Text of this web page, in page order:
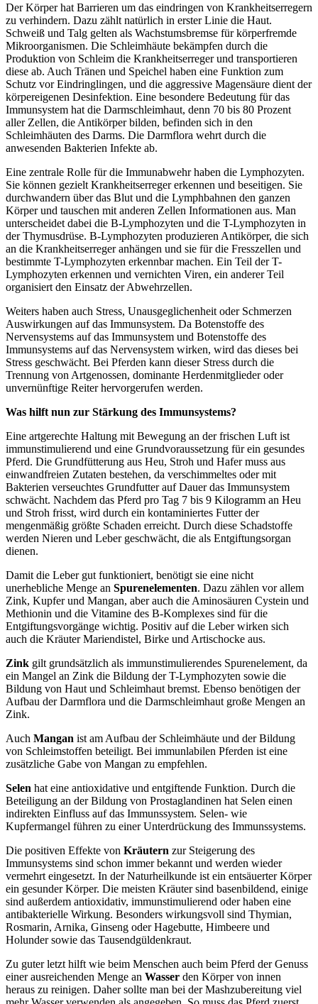
Der Körper hat Barrieren um das eindringen von Krankheitserregern
zu verhindern. Dazu zählt natürlich in erster Linie die Haut.
Schweiß und Talg gelten als Wachstumsbremse für körperfremde
Mikroorganismen. Die Schleimhäute bekämpfen durch die
Produktion von Schleim die Krankheitserreger und transportieren
diese ab. Auch Tränen und Speichel haben eine Funktion zum
Schutz vor Eindringlingen, und die aggressive Magensäure dient der
körpereigenen Desinfektion. Eine besondere Bedeutung für das
Immunsystem hat die Darmschleimhaut, denn 70 bis 80 Prozent
aller Zellen, die Antikörper bilden, befinden sich in den
Schleimhäuten des Darms. Die Darmflora wehrt durch die
anwesenden Bakterien Infekte ab.
Eine zentrale Rolle für die Immunabwehr haben die Lymphozyten.
Sie können gezielt Krankheitserreger erkennen und beseitigen. Sie
durchwandern über das Blut und die Lymphbahnen den ganzen
Körper und tauschen mit anderen Zellen Informationen aus. Man
unterscheidet dabei die B-Lymphozyten und die T-Lymphozyten in
der Thymusdrüse. B-Lymphozyten produzieren Antikörper, die sich
an die Krankheitserreger anhängen und sie für die Fresszellen und
bestimmte T-Lymphozyten erkennbar machen. Ein Teil der T-
Lymphozyten erkennen und vernichten Viren, ein anderer Teil
organisiert den Einsatz der Abwehrzellen.
Weiters haben auch Stress, Unausgeglichenheit oder Schmerzen
Auswirkungen auf das Immunsystem. Da Botenstoffe des
Nervensystems auf das Immunsystem und Botenstoffe des
Immunsystems auf das Nervensystem wirken, wird das dieses bei
Stress geschwächt. Bei Pferden kann dieser Stress durch die
Trennung von Artgenossen, dominante Herdenmitglieder oder
unvernünftige Reiter hervorgerufen werden.
Was hilft nun zur Stärkung des Immunsystems?
Eine artgerechte Haltung mit Bewegung an der frischen Luft ist
immunstimulierend und eine Grundvoraussetzung für ein gesundes
Pferd. Die Grundfütterung aus Heu, Stroh und Hafer muss aus
einwandfreien Zutaten bestehen, da verschimmeltes oder mit
Bakterien verseuchtes Grundfutter auf Dauer das Immunsystem
schwächt. Nachdem das Pferd pro Tag 7 bis 9 Kilogramm an Heu
und Stroh frisst, wird durch ein kontaminiertes Futter der
mengenmäßig größte Schaden erreicht. Durch diese Schadstoffe
werden Nieren und Leber geschwächt, die als Entgiftungsorgan
dienen.
Damit die Leber gut funktioniert, benötigt sie eine nicht
unerhebliche Menge an Spurenelementen. Dazu zählen vor allem
Zink, Kupfer und Mangan, aber auch die Aminosäuren Cystein und
Methionin und die Vitamine des B-Komplexes sind für die
Entgiftungsvorgänge wichtig. Positiv auf die Leber wirken sich
auch die Kräuter Mariendistel, Birke und Artischocke aus.
Zink gilt grundsätzlich als immunstimulierendes Spurenelement, da
ein Mangel an Zink die Bildung der T-Lymphozyten sowie die
Bildung von Haut und Schleimhaut bremst. Ebenso benötigen der
Aufbau der Darmflora und die Darmschleimhaut große Mengen an
Zink.
Auch Mangan ist am Aufbau der Schleimhäute und der Bildung
von Schleimstoffen beteiligt. Bei immunlabilen Pferden ist eine
zusätzliche Gabe von Mangan zu empfehlen.
Selen hat eine antioxidative und entgiftende Funktion. Durch die
Beteiligung an der Bildung von Prostaglandinen hat Selen einen
indirekten Einfluss auf das Immunssystem. Selen- wie
Kupfermangel führen zu einer Unterdrückung des Immunssystems.
Die positiven Effekte von Kräutern zur Steigerung des
Immunsystems sind schon immer bekannt und werden wieder
vermehrt eingesetzt. In der Naturheilkunde ist ein entsäuerter Körper
ein gesunder Körper. Die meisten Kräuter sind basenbildend, einige
sind außerdem antioxidativ, immunstimulierend oder haben eine
antibakterielle Wirkung. Besonders wirkungsvoll sind Thymian,
Rosmarin, Arnika, Ginseng oder Hagebutte, Himbeere und
Holunder sowie das Tausendgüldenkraut.
Zu guter letzt hilft wie beim Menschen auch beim Pferd der Genuss
einer ausreichenden Menge an Wasser den Körper von innen
heraus zu reinigen. Daher sollte man bei der Mashzubereitung viel